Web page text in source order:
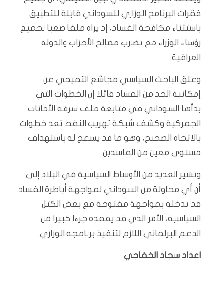
فقرات البرنامج الوزاري للسوداني قابلة للتطبيق
باستثناء مكافحة الفساد، إذ يراه ملفا صعبا لجميع
رؤساء الوزراء مع تضارب مصالح الأحزاب والدولة
العراقية.
وعلق الباحث السياسي مجاشع التميمي عن
إمكانية الحد من الفساد قائلا إن الخطوات التي
بدأها السوداني في متابعة ملف سرقة الأمانات
الجمركية وكشف شبكة تهريب النفط تعد خطوات
بالاتجاه الصحيح، وهو ما قد يسمح له باستهداف
مستوى معين من الفاسدين.
وتشير العديد من الأوساط السياسية في البلاد إلى
أن أي محاولة من السوداني لمواجهة أباطرة الفساد
قد تدخله بمواجهة مفتوحة مع بعض الكتل
السياسية، الأمر الذي قد يفقده جزءا كبيرا من
الدعم البرلماني اللازم لتنفيذ برنامجه الوزاري.
اعداد سجاد الخفاجي